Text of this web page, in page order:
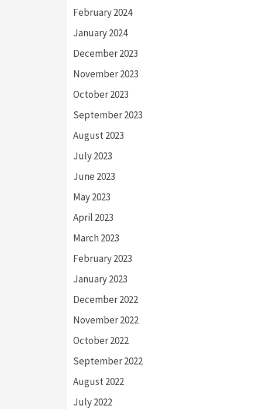
February 2024
January 2024
December 2023
November 2023
October 2023
September 2023
August 2023
July 2023
June 2023
May 2023
April 2023
March 2023
February 2023
January 2023
December 2022
November 2022
October 2022
September 2022
August 2022
July 2022